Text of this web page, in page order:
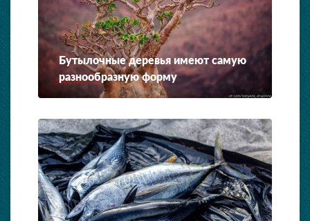
Бутылочные деревья имеют самую
разнообразную форму